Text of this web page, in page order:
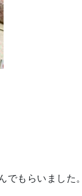
でもらいました。